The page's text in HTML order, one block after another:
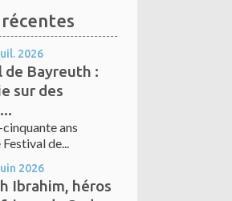
2026
de Bayreuth :
sur des
ans
de...
2026
Ibrahim, héros